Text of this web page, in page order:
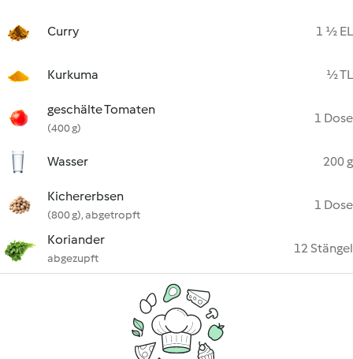
Curry 1 ½ EL
Kurkuma ½ TL
geschälte Tomaten
(400 g)
1 Dose
Wasser 200 g
Kichererbsen
(800 g), abgetropft
1 Dose
Koriander
abgezupft
12 Stängel